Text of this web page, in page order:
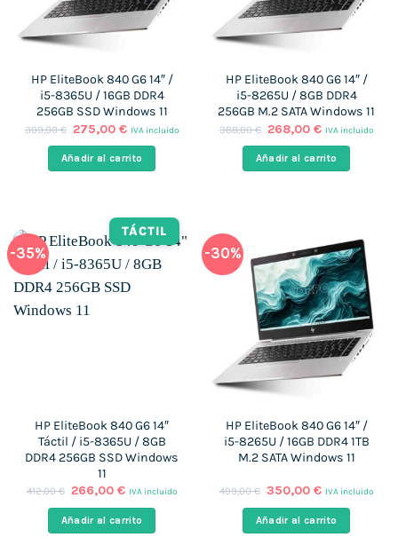
HP EliteBook 840 G6 14″ /
i5-8365U / 16GB DDR4
256GB SSD Windows 11
399,00€ El
original
era:
275,00€El
actual
es:
IVA incluido
Añadir al carrito
HP EliteBook 840 G6 14″ /
i5-8265U / 8GB DDR4
256GB M.2 SATA Windows 11
388,00€ El
original
era:
268,00€El
actual
es:
IVA incluido
Añadir al carrito
-35%
TÁCTIL
HP EliteBook 840 G6 14″
Táctil / i5-8365U / 8GB
DDR4 256GB SSD Windows
11
412,00€ El
original
era:
266,00€El
actual
es:
IVA incluido
Añadir al carrito
-30%
HP EliteBook 840 G6 14″ /
i5-8265U / 16GB DDR4 1TB
M.2 SATA Windows 11
499,00€ El
original
era:
350,00€El
actual
es:
IVA incluido
Añadir al carrito